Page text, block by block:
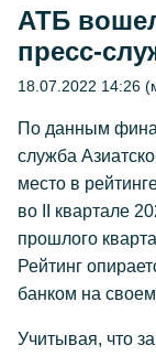
АТБ
пресс-
18.07.2022 14:26
По данным
служба
место в
во II квартале
прошлого
Рейтинг
банком на
Учитывая, что